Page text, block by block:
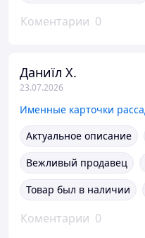
Коментарии 0
Даниїл Х.
23.07.2026
Актуальное описание
Вежливый продавец
Товар был в наличии
Коментарии 0